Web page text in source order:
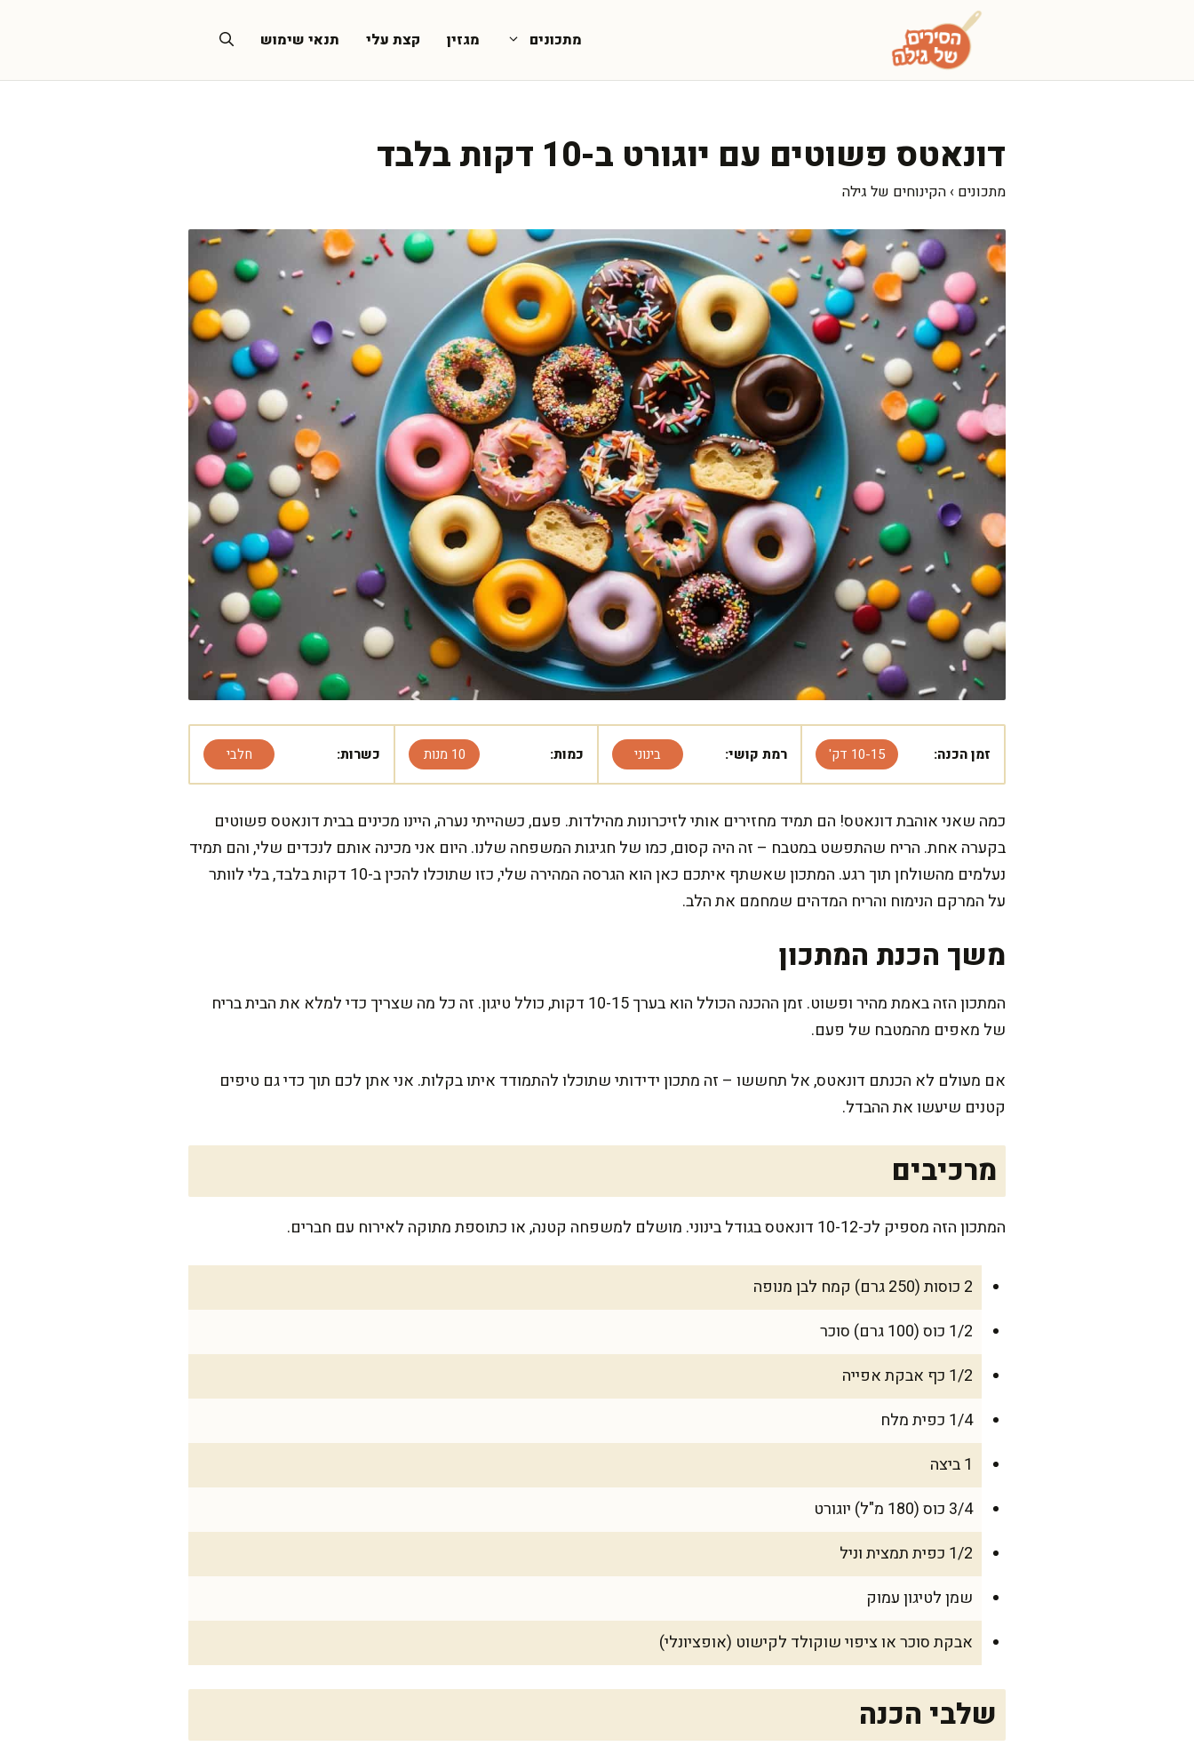
מתכונים מגזין קצת עלי תנאי שימוש
דונאטס פשוטים עם יוגורט ב-10 דקות בלבד
מתכונים › הקינוחים של גילה
זמן הכנה: 10-15 דק' רמת קושי: בינוני כמות: 10 מנות כשרות: חלבי
כמה שאני אוהבת דונאטס! הם תמיד מחזירים אותי לזיכרונות מהילדות. פעם, כשהייתי נערה, היינו מכינים בבית דונאטס פשוטים
בקערה אחת. הריח שהתפשט במטבח – זה היה קסום, כמו של חגיגות המשפחה שלנו. היום אני מכינה אותם לנכדים שלי, והם תמיד
נעלמים מהשולחן תוך רגע. המתכון שאשתף איתכם כאן הוא הגרסה המהירה שלי, כזו שתוכלו להכין ב-10 דקות בלבד, בלי לוותר
על המרקם הנימוח והריח המדהים שמחמם את הלב.
משך הכנת המתכון
המתכון הזה באמת מהיר ופשוט. זמן ההכנה הכולל הוא בערך 10-15 דקות, כולל טיגון. זה כל מה שצריך כדי למלא את הבית בריח
של מאפים מהמטבח של פעם.
אם מעולם לא הכנתם דונאטס, אל תחששו – זה מתכון ידידותי שתוכלו להתמודד איתו בקלות. אני אתן לכם תוך כדי גם טיפים
קטנים שיעשו את ההבדל.
מרכיבים
המתכון הזה מספיק לכ-10-12 דונאטס בגודל בינוני. מושלם למשפחה קטנה, או כתוספת מתוקה לאירוח עם חברים.
2 כוסות (250 גרם) קמח לבן מנופה
1/2 כוס (100 גרם) סוכר
1/2 כף אבקת אפייה
1/4 כפית מלח
1 ביצה
3/4 כוס (180 מ"ל) יוגורט
1/2 כפית תמצית וניל
שמן לטיגון עמוק
אבקת סוכר או ציפוי שוקולד לקישוט (אופציונלי)
שלבי הכנה